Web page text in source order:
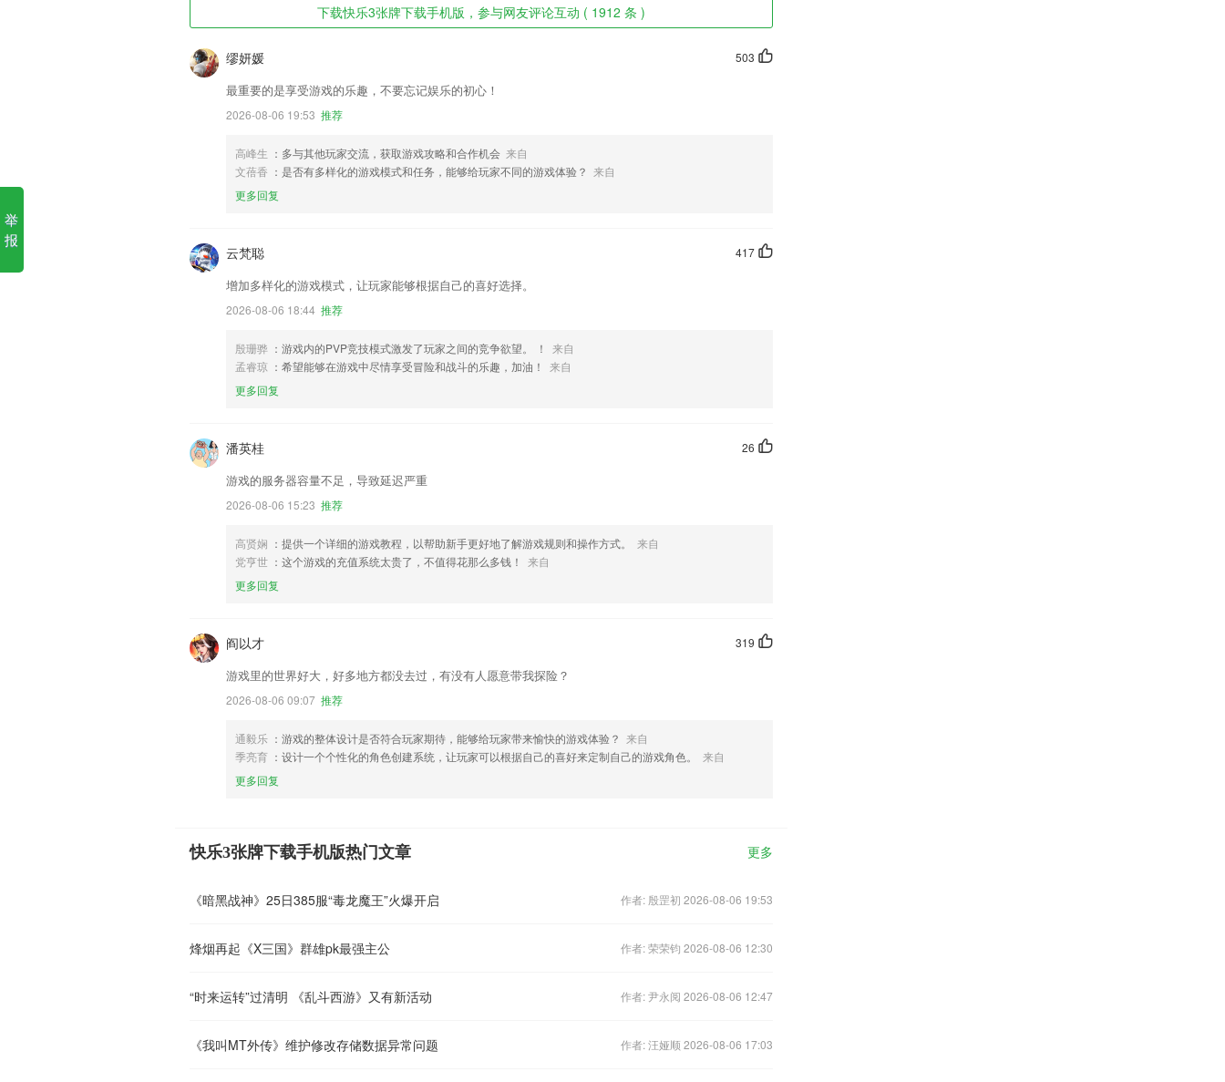
下载快乐3张牌下载手机版，参与网友评论互动 ( 1912 条 )
503
缪妍媛
最重要的是享受游戏的乐趣，不要忘记娱乐的初心！
2026-08-06 19:53 推荐
高峰生 ：多与其他玩家交流，获取游戏攻略和合作机会 来自
文蓓香 ：是否有多样化的游戏模式和任务，能够给玩家不同的游戏体验？ 来自
更多回复
417
云梵聪
增加多样化的游戏模式，让玩家能够根据自己的喜好选择。
2026-08-06 18:44 推荐
殷珊骅 ：游戏内的PVP竞技模式激发了玩家之间的竞争欲望。 ！
来自
孟睿琼 ：希望能够在游戏中尽情享受冒险和战斗的乐趣，加油！
来自
更多回复
26
潘英桂
游戏的服务器容量不足，导致延迟严重
2026-08-06 15:23 推荐
高贤娴 ：提供一个详细的游戏教程，以帮助新手更好地了解游戏规则和操作方式。
来自
党亨世 ：这个游戏的充值系统太贵了，不值得花那么多钱！
来自
更多回复
319
阎以才
游戏里的世界好大，好多地方都没去过，有没有人愿意带我探险？
2026-08-06 09:07 推荐
通毅乐 ：游戏的整体设计是否符合玩家期待，能够给玩家带来愉快的游戏体验？ 来自
季亮育 ：设计一个个性化的角色创建系统，让玩家可以根据自己的喜好来定制自己的游戏角色。
来自
更多回复
快乐3张牌下载手机版热门文章 更多
《暗黑战神》25日385服“毒龙魔王”火爆开启 作者: 殷罡初 2026-08-06 19:53
烽烟再起《X三国》群雄pk最强主公 作者: 荣荣钧 2026-08-06 12:30
“时来运转”过清明 《乱斗西游》又有新活动 作者: 尹永阅 2026-08-06 12:47
《我叫MT外传》维护修改存储数据异常问题 作者: 汪娅顺 2026-08-06 17:03
举
报